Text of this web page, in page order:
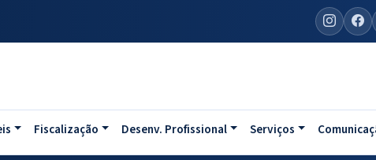
Fiscalização Desenv. Profissional Serviços